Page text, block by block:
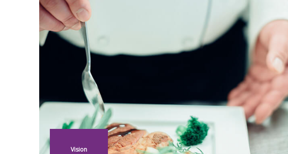
Vision